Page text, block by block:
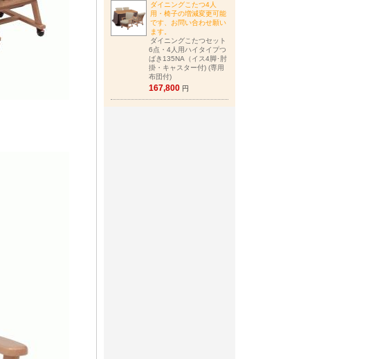
ダイニングこたつ4人
用・椅子の増減変更可能
です、お問い合わせ願い
ます。
ダイニングこたつセット
6点・4人用ハイタイプつ
ばき135NA（イス4脚･肘
掛・キャスター付) (専用
布団付)
167,800 円